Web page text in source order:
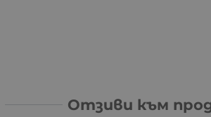
Отзиви към